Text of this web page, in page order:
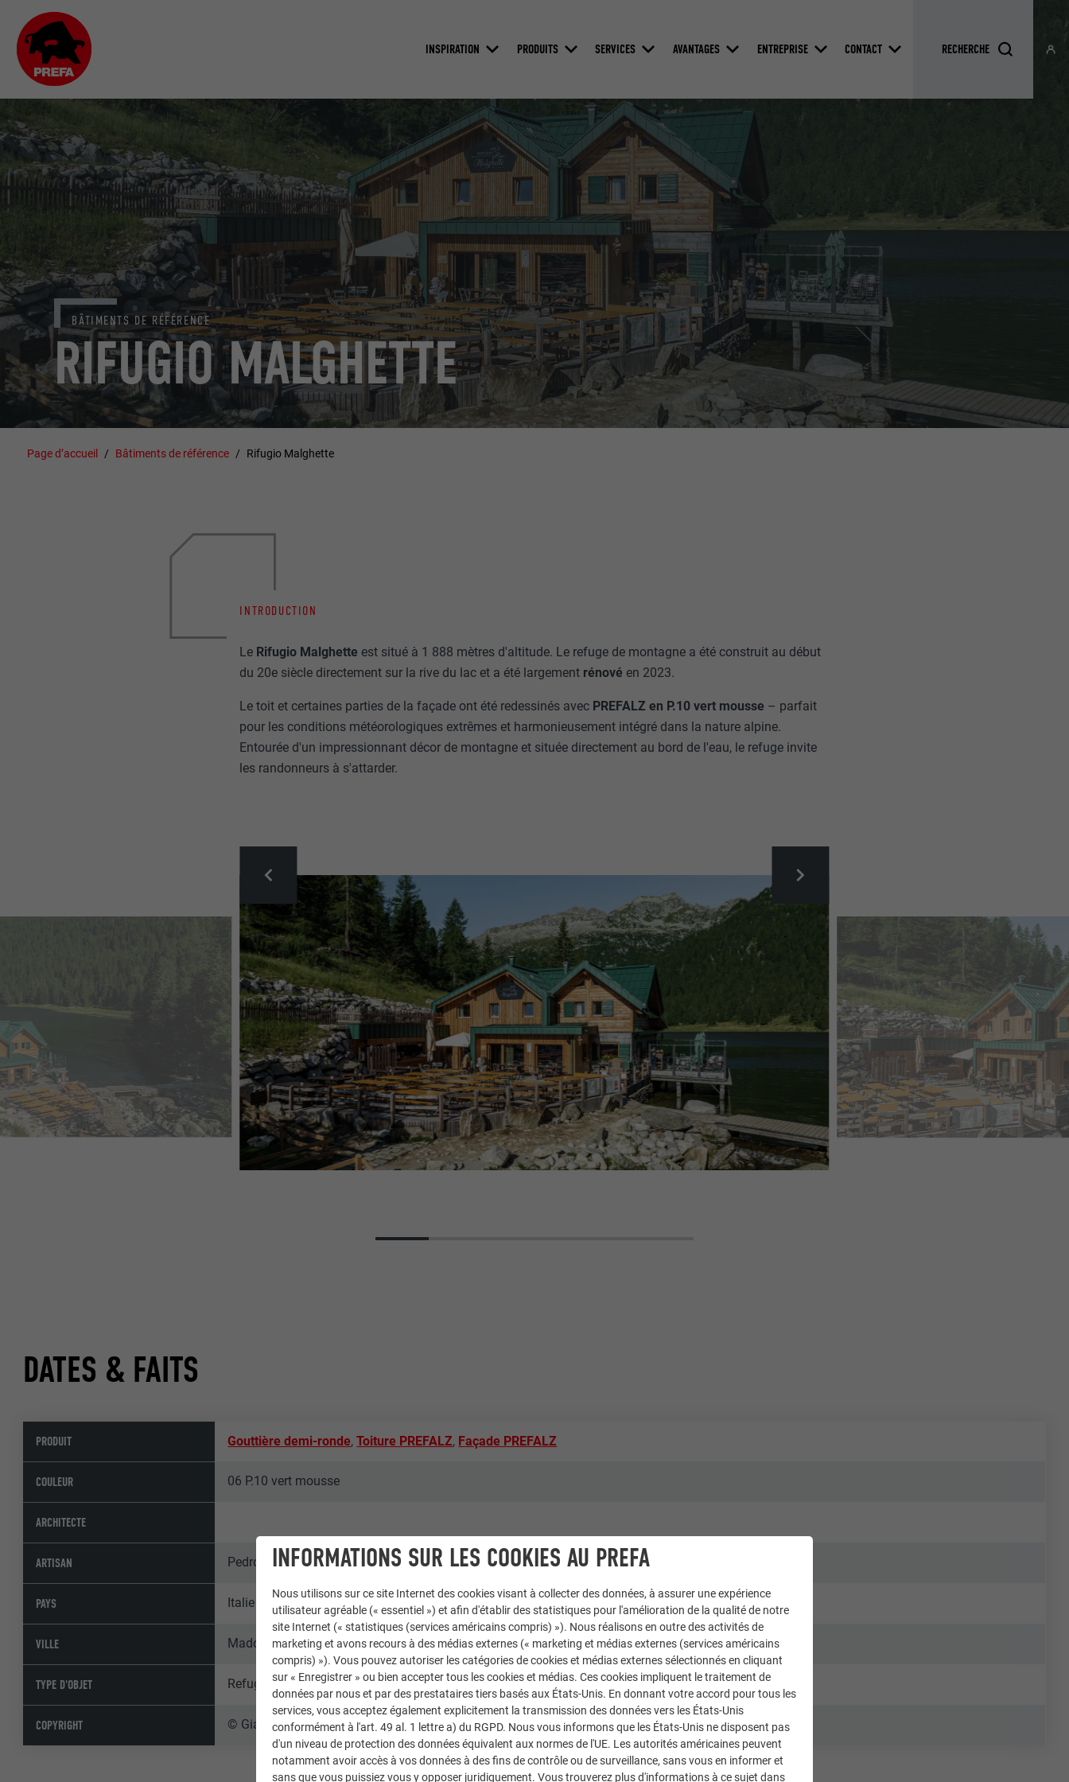
INSPIRATION PRODUITS SERVICES AVANTAGES ENTREPRISE CONTACT
RIFUGIO MALGHETTE
BÂTIMENTS DE RÉFÉRENCE
Page d’accueil Bâtiments de référence Rifugio Malghette
INTRODUCTION
Le Rifugio Malghette est situé à 1 888 mètres d'altitude. Le refuge de montagne a été construit au début
du 20e siècle directement sur la rive du lac et a été largement rénové en 2023.
Le toit et certaines parties de la façade ont été redessinés avec PREFALZ en P.10 vert mousse – parfait
pour les conditions météorologiques extrêmes et harmonieusement intégré dans la nature alpine.
Entourée d'un impressionnant décor de montagne et située directement au bord de l'eau, le refuge invite
les randonneurs à s'attarder.
DATES & FAITS
PRODUIT Gouttière demi-ronde,Toiture PREFALZ, Façade PREFALZ
COULEUR 06 P.10 vert mousse
ARCHITECTE
ARTISAN Pedrotti Lattonerie sdrl
PAYS Italie
VILLE Madonna di Campiglio TN
TYPE D'OBJET Refuges alpins
COPYRIGHT © Giacomo Podetti
INFORMATIONS SUR LES COOKIES AU PREFA
Nous utilisons sur ce site Internet des cookies visant à collecter des données, à assurer une expérience
utilisateur agréable (« essentiel ») et afin d'établir des statistiques pour l'amélioration de la qualité de notre
site Internet (« statistiques (services américains compris) »). Nous réalisons en outre des activités de
marketing et avons recours à des médias externes (« marketing et médias externes (services américains
compris) »). Vous pouvez autoriser les catégories de cookies et médias externes sélectionnés en cliquant
sur « Enregistrer » ou bien accepter tous les cookies et médias. Ces cookies impliquent le traitement de
données par nous et par des prestataires tiers basés aux États-Unis. En donnant votre accord pour tous les
services, vous acceptez également explicitement la transmission des données vers les États-Unis
conformément à l'art. 49 al. 1 lettre a) du RGPD. Nous vous informons que les États-Unis ne disposent pas
d'un niveau de protection des données équivalent aux normes de l'UE. Les autorités américaines peuvent
notamment avoir accès à vos données à des fins de contrôle ou de surveillance, sans vous en informer et
sans que vous puissiez vous y opposer juridiquement. Vous trouverez plus d'informations à ce sujet dans